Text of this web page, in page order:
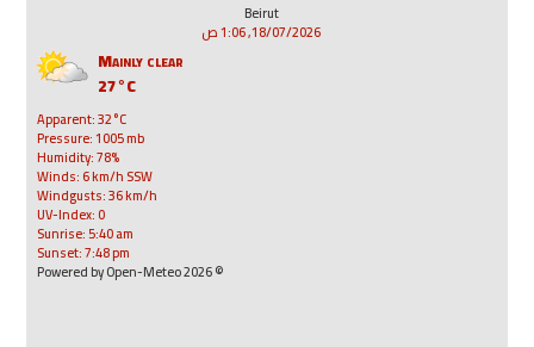
Beirut
18/07/2026, 1:06 ص
Mainly clear
27°C
Apparent: 32°C
Pressure: 1005 mb
Humidity: 78%
Winds: 6 km/h SSW
Windgusts: 36 km/h
UV-Index: 0
Sunrise: 5:40 am
Sunset: 7:48 pm
© 2026 Powered by Open-Meteo